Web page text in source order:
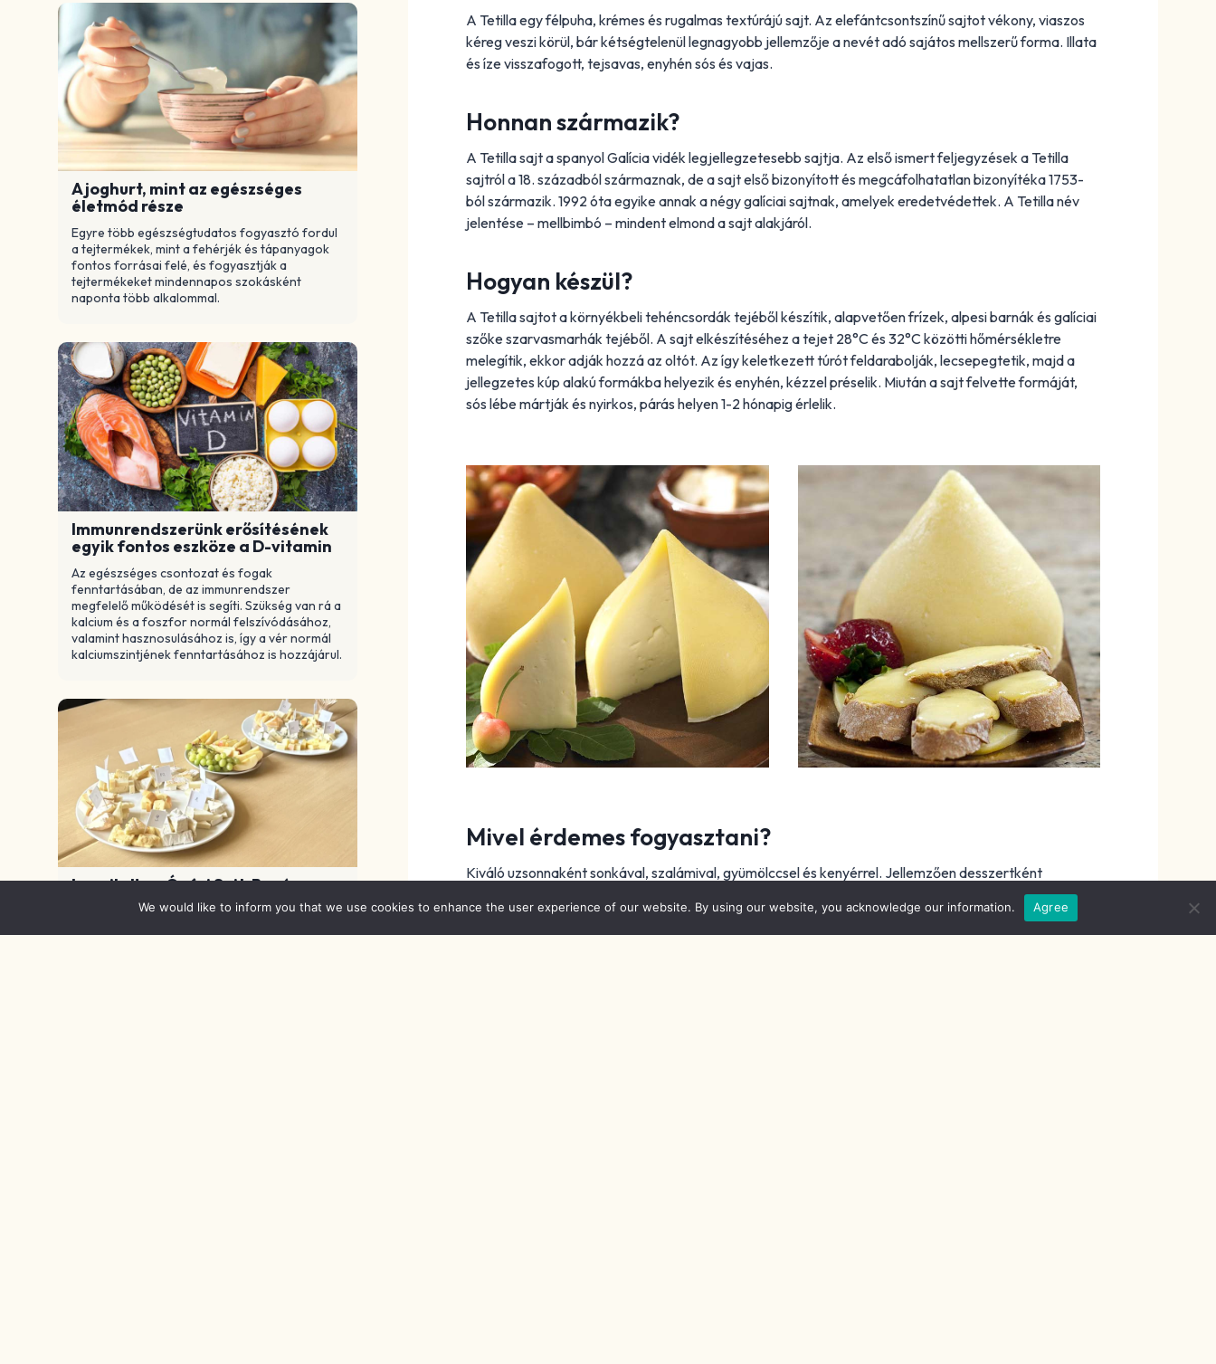
A Tetilla egy félpuha, krémes és rugalmas textúrájú sajt. Az elefántcsontszínű sajtot vékony, viaszos
kéreg veszi körül, bár kétségtelenül legnagyobb jellemzője a nevét adó sajátos mellszerű forma. Illata
és íze visszafogott, tejsavas, enyhén sós és vajas.
Honnan származik?
A Tetilla sajt a spanyol Galícia vidék legjellegzetesebb sajtja. Az első ismert feljegyzések a Tetilla
sajtról a 18. századból származnak, de a sajt első bizonyított és megcáfolhatatlan bizonyítéka 1753-
ból származik. 1992 óta egyike annak a négy galíciai sajtnak, amelyek eredetvédettek. A Tetilla név
jelentése – mellbimbó – mindent elmond a sajt alakjáról.
Hogyan készül?
A Tetilla sajtot a környékbeli tehéncsordák tejéből készítik, alapvetően frízek, alpesi barnák és galíciai
szőke szarvasmarhák tejéből. A sajt elkészítéséhez a tejet 28°C és 32°C közötti hőmérsékletre
melegítik, ekkor adják hozzá az oltót. Az így keletkezett túrót feldarabolják, lecsepegtetik, majd a
jellegzetes kúp alakú formákba helyezik és enyhén, kézzel préselik. Miután a sajt felvette formáját,
sós lébe mártják és nyirkos, párás helyen 1-2 hónapig érlelik.
Mivel érdemes fogyasztani?
Kiváló uzsonnaként sonkával, szalámival, gyümölccsel és kenyérrel. Jellemzően desszertként
fogyasztják birsalmapürével vagy mézzel. Könnyen olvad, és ideális kiegészítője minden olvasztott
sajtot igénylő ételnek. A Tetilla sajthoz legjobban egy igazán gyümölcsös fehérbor passzol, a
Galíciában előállított Riberio karakteres savasságával kitűnően harmonizál a Tetilla sajt puhaságával.
A joghurt, mint az egészséges
életmód része
Egyre több egészségtudatos fogyasztó fordul
a tejtermékek, mint a fehérjék és tápanyagok
fontos forrásai felé, és fogyasztják a
tejtermékeket mindennapos szokásként
naponta több alkalommal.
Immunrendszerünk erősítésének
egyik fontos eszköze a D-vitamin
Az egészséges csontozat és fogak
fenntartásában, de az immunrendszer
megfelelő működését is segíti. Szükség van rá a
kalcium és a foszfor normál felszívódásához,
valamint hasznosulásához is, így a vér normál
kalciumszintjének fenntartásához is hozzájárul.
Lezajlott az Óvári Sajt, Bor és
Pezsgő Fesztivál
We would like to inform you that we use cookies to enhance the user experience of our website. By using our website, you acknowledge our information. Agree